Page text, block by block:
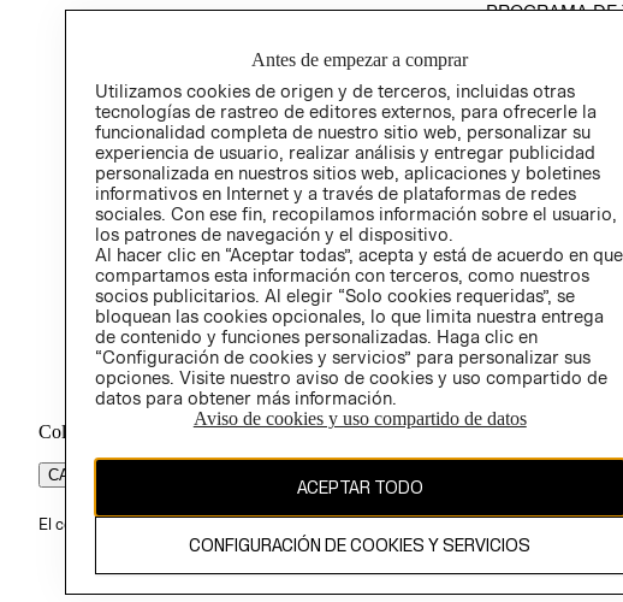
PROGRAMA DE
PROGRAMA
ÉTICA (INGLÉS)
Colombia ($)
CAMBIAR REGIÓN
El contenido de esta página web está protegido por copyright y es propiedad de
Antes de empezar a comprar
Utilizamos cookies de origen y de terceros, incluidas otras
tecnologías de rastreo de editores externos, para ofrecerle la
funcionalidad completa de nuestro sitio web, personalizar su
experiencia de usuario, realizar análisis y entregar publicidad
personalizada en nuestros sitios web, aplicaciones y boletines
informativos en Internet y a través de plataformas de redes
sociales. Con ese fin, recopilamos información sobre el usuario,
los patrones de navegación y el dispositivo.
Al hacer clic en “Aceptar todas”, acepta y está de acuerdo en que
compartamos esta información con terceros, como nuestros
socios publicitarios. Al elegir “Solo cookies requeridas”, se
bloquean las cookies opcionales, lo que limita nuestra entrega
de contenido y funciones personalizadas. Haga clic en
“Configuración de cookies y servicios” para personalizar sus
opciones. Visite nuestro aviso de cookies y uso compartido de
datos para obtener más información.
Aviso de cookies y uso compartido de datos
ACEPTAR TODO
CONFIGURACIÓN DE COOKIES Y SERVICIOS